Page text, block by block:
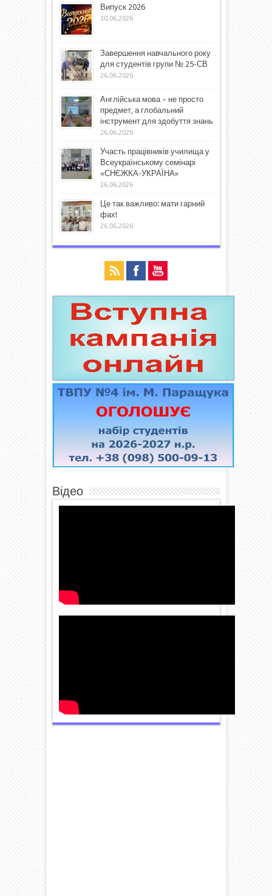
Випуск 2026
30.06.2026
Завершення навчального року
для студентів групи № 25-СВ
26.06.2026
Англійська мова – не просто
предмет, а глобальний
інструмент для здобуття знань
26.06.2026
Участь працівників училища у
Всеукраїнському семінарі
«СНЄЖКА-УКРАЇНА»
26.06.2026
Це так важливо: мати гарний
фах!
26.06.2026
Відео